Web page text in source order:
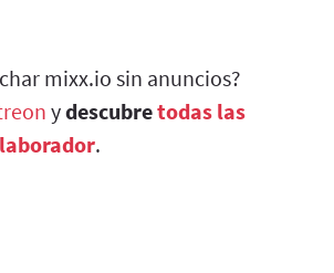
mixx.io sin anuncios?
ydescubretodas las
.